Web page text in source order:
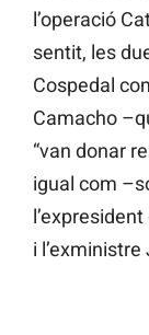
l’operació
sentit, les
Cospedal
Camacho
“van donar
igual com
i